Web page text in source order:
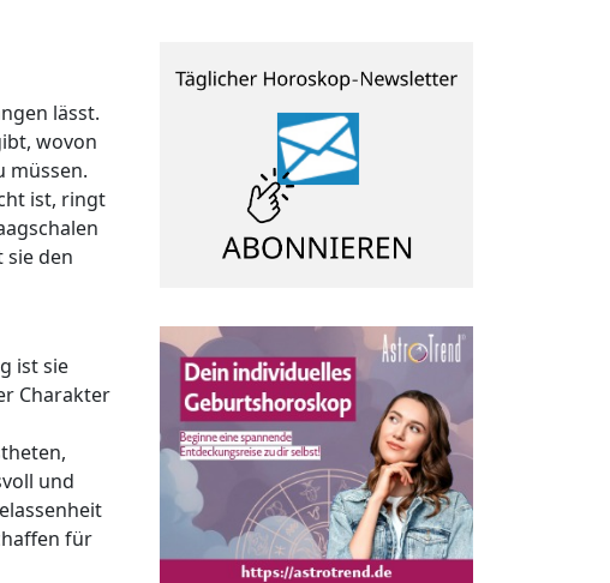
lässt.
wovon
müssen.
ist, ringt
sie den
ist sie
Charakter
und
für